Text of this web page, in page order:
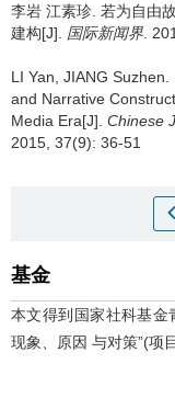
李岩 江素珍. 若为自由
建构[J]. 国际新闻界 .
LI Yan, JIANG Suzhen.
and Narrative
Media Era[J]. Chinese
2015, 37(9): 36-51
基金
本文得到国家社科基金
现象、原因 与对策”(项